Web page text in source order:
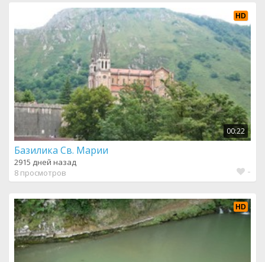
HD
00:22
Базилика Св. Марии
2915 дней назад
8 просмотров
-
HD